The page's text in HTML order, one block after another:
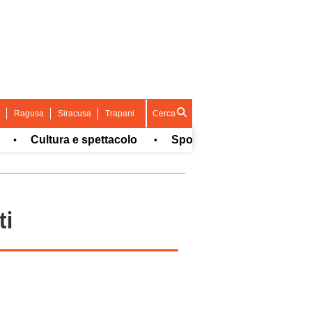
Ragusa Siracusa Trapani Cerca
Cultura e spettacolo • Sport •